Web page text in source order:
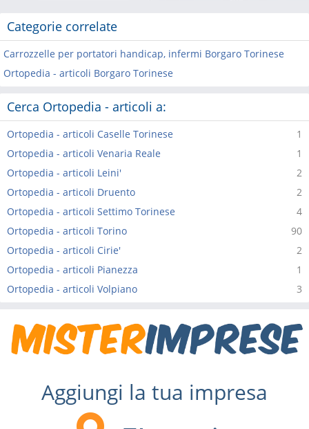
Categorie correlate
Carrozzelle per portatori handicap, infermi Borgaro Torinese
Ortopedia - articoli Borgaro Torinese
Cerca Ortopedia - articoli a:
1
Ortopedia - articoli Caselle Torinese
1
Ortopedia - articoli Venaria Reale
2
Ortopedia - articoli Leini'
2
Ortopedia - articoli Druento
4
Ortopedia - articoli Settimo Torinese
90
Ortopedia - articoli Torino
2
Ortopedia - articoli Cirie'
1
Ortopedia - articoli Pianezza
3
Ortopedia - articoli Volpiano
Aggiungi la tua impresa